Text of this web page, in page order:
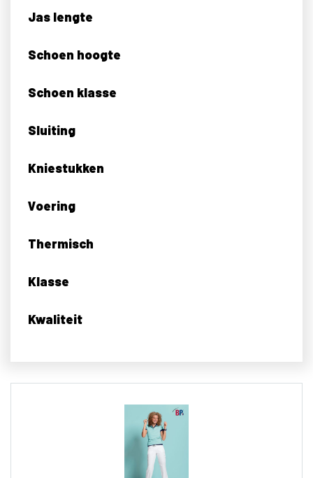
Jas lengte
Schoen hoogte
Schoen klasse
Sluiting
Kniestukken
Voering
Thermisch
Klasse
Kwaliteit